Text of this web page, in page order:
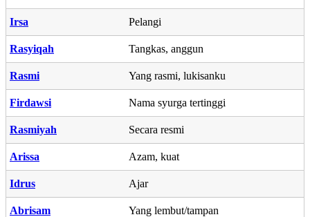
Irsa Pelangi
Rasyiqah Tangkas, anggun
Rasmi Yang rasmi, lukisanku
Firdawsi Nama syurga tertinggi
Rasmiyah Secara resmi
Arissa Azam, kuat
Idrus Ajar
Abrisam Yang lembut/tampan